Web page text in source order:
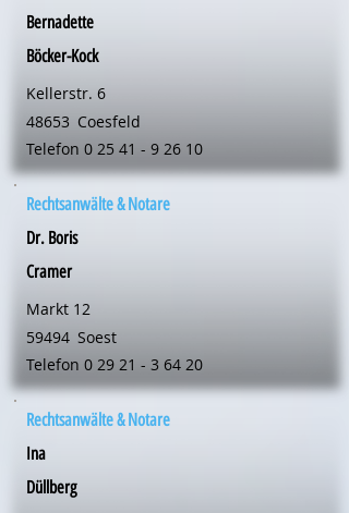
Bernadette
Böcker-Kock
Kellerstr. 6
48653 Coesfeld
Telefon 0 25 41 - 9 26 10
Rechtsanwälte & Notare
Dr. Boris
Cramer
Markt 12
59494 Soest
Telefon 0 29 21 - 3 64 20
Rechtsanwälte & Notare
Ina
Düllberg